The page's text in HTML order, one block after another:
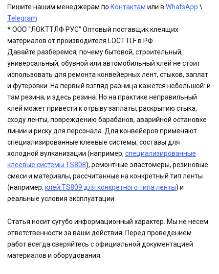
Пишите нашим менеджерам по Контактам или в WhatsApp \
Telegram
* ООО "ЛОКТТЛФ РУС" Оптовый поставщик клеящих
материалов от производителя LOCTTLF в РФ
Давайте разберемся, почему бытовой, строительный,
универсальный, обувной или автомобильный клей не стоит
использовать для ремонта конвейерных лент, стыков, заплат
и футеровки. На первый взгляд разница кажется небольшой: и
там резина, и здесь резина. Но на практике неправильный
клей может привести к отрыву заплаты, раскрытию стыка,
сходу ленты, повреждению барабанов, аварийной остановке
линии и риску для персонала. Для конвейеров применяют
специализированные клеевые системы, составы для
холодной вулканизации (например, специализированные
клеевые системы TS808), ремонтные эластомеры, резиновые
смеси и материалы, рассчитанные на конкретный тип ленты
(например, клей TS809 для конкретного типа ленты) и
реальные условия эксплуатации.
Статья носит сугубо информационный характер. Мы не несем
ответственности за ваши действия. Перед проведением
работ всегда сверяйтесь с официальной документацией
материалов и оборудования.